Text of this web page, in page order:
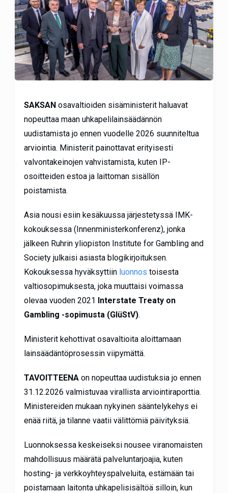
SAKSANosavaltioiden sisäministerit haluavat
nopeuttaa maan uhkapelilainsäädännön
uudistamista jo ennen vuodelle 2026 suunniteltua
arviointia. Ministerit painottavat erityisesti
valvontakeinojen vahvistamista, kuten IP-
osoitteiden estoa ja laittoman sisällön
poistamista.
Asia nousi esiin kesäkuussa järjestetyssä IMK-
kokouksessa (Innenministerkonferenz), jonka
jälkeen Ruhrin yliopiston Institute for Gambling and
Society julkaisi asiasta blogikirjoituksen.
Kokouksessa hyväksyttiin luonnos toisesta
valtiosopimuksesta, joka muuttaisi voimassa
olevaa vuoden 2021 Interstate Treaty on
Gambling -sopimusta (GlüStV).
Ministerit kehottivat osavaltioita aloittamaan
lainsäädäntöprosessin viipymättä.
TAVOITTEENAon nopeuttaa uudistuksia jo ennen
31.12.2026 valmistuvaa virallista arviointiraporttia.
Ministereiden mukaan nykyinen sääntelykehys ei
enää riitä, ja tilanne vaatii välittömiä päivityksiä.
Luonnoksessa keskeiseksi nousee viranomaisten
mahdollisuus määrätä palveluntarjoajia, kuten
hosting- ja verkkoyhteyspalveluita, estämään tai
poistamaan laitonta uhkapelisisältöä silloin, kun